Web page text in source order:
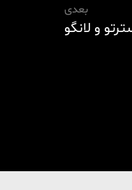
بعدی
و لانگو